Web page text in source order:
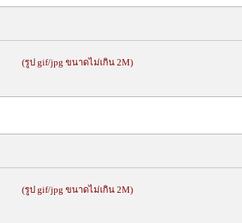
(รูป gif/jpg ขนาดไม่เกิน 2M)
(รูป gif/jpg ขนาดไม่เกิน 2M)